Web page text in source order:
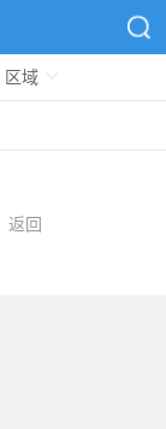
区域
返回